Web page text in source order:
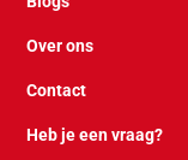
Over ons
Contact
Heb je een vraag?